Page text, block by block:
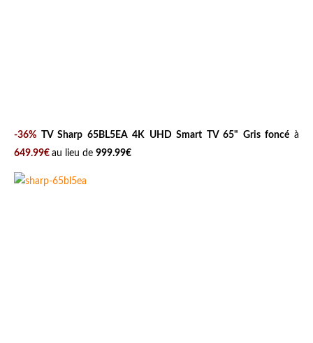
-36% TV Sharp 65BL5EA 4K UHD Smart TV 65" Gris foncé à
649.99€ au lieu de 999.99€